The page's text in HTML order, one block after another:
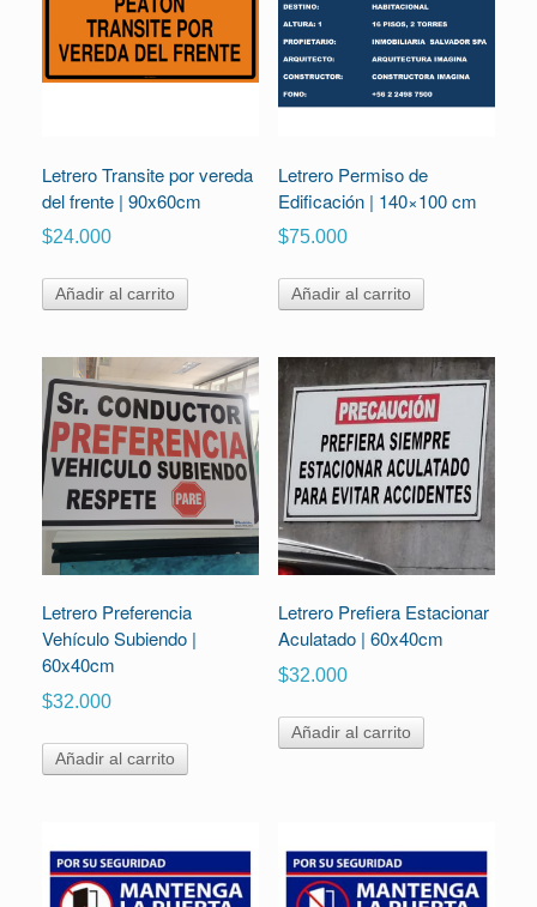
Letrero Transite por vereda
del frente | 90x60cm
$24.000
Añadir al carrito
Letrero Permiso de
Edificación | 140×100 cm
$75.000
Añadir al carrito
Letrero Preferencia
Vehículo Subiendo |
60x40cm
$32.000
Añadir al carrito
Letrero Prefiera Estacionar
Aculatado | 60x40cm
$32.000
Añadir al carrito